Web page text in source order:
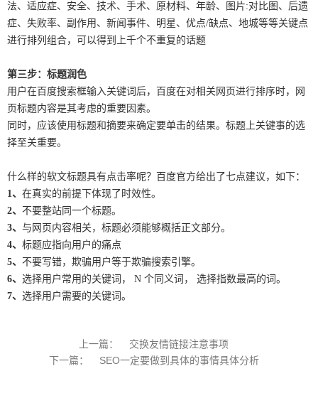
法、适应症、安全、技术、手术、原材料、年龄、图片:对比图、后遗
症、失败率、副作用、新闻事件、明星、优点/缺点、地城等等关键点
进行排列组合，可以得到上千个不重复的话题
第三步：标题润色
用户在百度搜索框输入关键词后，百度在对相关网页进行排序时，网
页标题内容是其考虑的重要因素。
同时，应该使用标题和摘要来确定要单击的结果。标题上关键事的选
择至关重要。
什么样的软文标题具有点击率呢？百度官方给出了七点建议，如下：
1、 在真实的前提下体现了时效性。
2、 不要整站同一个标题。
3、 与网页内容相关，标题必须能够概括正文部分。
4、 标题应指向用户的痛点
5、 不要写错，欺骗用户等于欺骗搜索引擎。
6、 选择用户常用的关键词， N 个同义词， 选择指数最高的词。
7、 选择用户需要的关键词。
上一篇：
交换友情链接注意事项
下一篇：
SEO一定要做到具体的事情具体分析